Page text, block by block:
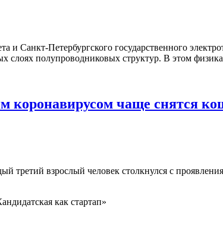
и Санкт‑Петербургского государственного
слоях полупроводниковых структур. В этом
коронавирусом чаще снятся
взрослый человек столкнулся с